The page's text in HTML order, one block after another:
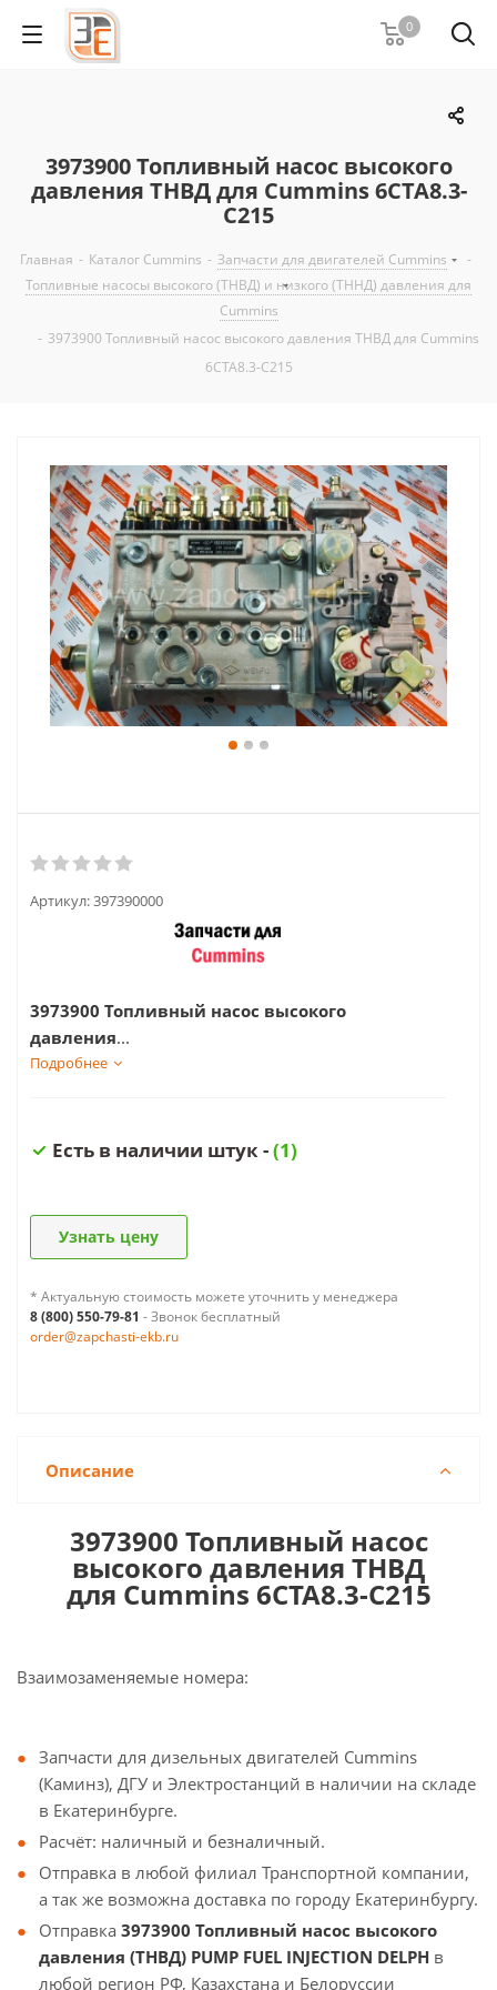
0
3973900 Топливный насос высокого
давления ТНВД для Cummins 6CTA8.3-
C215
Главная - Каталог Cummins - Запчасти для двигателей Cummins
-
Топливные насосы высокого (ТНВД) и низкого (ТННД) давления для
Cummins
- 3973900 Топливный насос высокого давления ТНВД для Cummins
6CTA8.3-C215
Артикул:397390000
3973900 Топливный насос высокого
давления...
Подробнее
Есть в наличии штук -(1)
Узнать цену
* Актуальную стоимость можете уточнить у менеджера
8 (800) 550-79-81 - Звонок бесплатный
order@zapchasti-ekb.ru
Описание
3973900 Топливный насос
высокого давления ТНВД
для Cummins 6CTA8.3-C215
Взаимозаменяемые номера:
Запчасти для дизельных двигателей Cummins
(Каминз), ДГУ и Электростанций в наличии на складе
в Екатеринбурге.
Расчёт: наличный и безналичный.
Отправка в любой филиал Транспортной компании,
а так же возможна доставка по городу Екатеринбургу.
Отправка 3973900 Топливный насос высокого
давления (ТНВД) PUMP FUEL INJECTION DELPH в
любой регион РФ, Казахстана и Белоруссии